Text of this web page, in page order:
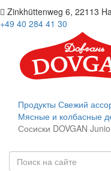
Zinkhüttenweg 6, 22113
+49 40 284 41 30
Продукты Свежий
Мясные и колбасные
Сосиски DOVGAN